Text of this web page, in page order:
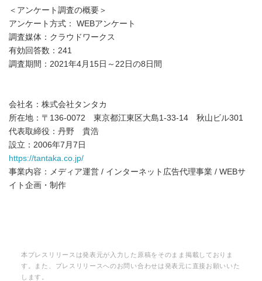
＜アンケート調査の概要＞
アンケート方式： WEBアンケート
調査媒体：クラウドワークス
有効回答数：241
調査期間：2021年4月15日～22日の8日間
会社名：株式会社タンタカ
所在地：〒136-0072 東京都江東区大島1-33-14 秋山ビル301
代表取締役：丹野 貴浩
設立：2006年7月7日
https://tantaka.co.jp/
事業内容：メディア運営 / インターネット広告代理事業 / WEBサ
イト企画・制作
本プレスリリースは発表元が入力した原稿をそのまま掲載しておりま
す。また、プレスリリースへのお問い合わせは発表元に直接お願いいた
します。